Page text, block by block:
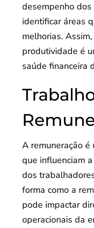
desempenho
identificar áreas
melhorias.
produtividade é
saúde financeira
A remuneração
que influenciam
dos
forma como a
pode impactar
operacionais da